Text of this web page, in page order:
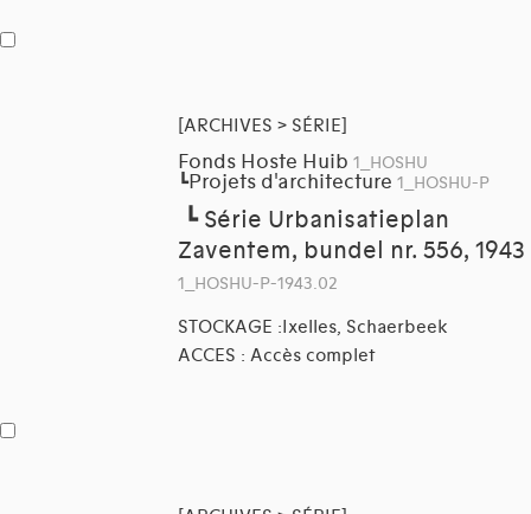
[ARCHIVES > SÉRIE]
Fonds Hoste Huib 1_HOSHU
┗Projets d'architecture 1_HOSHU-P
┗ Série Urbanisatieplan
Zaventem, bundel nr. 556, 1943
1_HOSHU-P-1943.02
STOCKAGE :Ixelles, Schaerbeek
ACCES : Accès complet